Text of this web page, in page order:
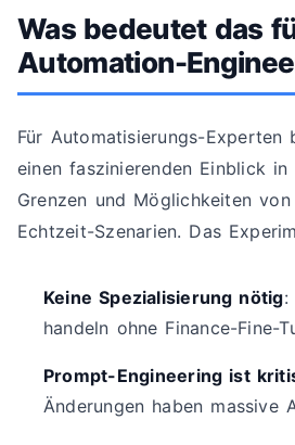
Was bedeutet das
Automation-
Für Automatisierungs-Experten
einen faszinierenden Einblick
Grenzen und Möglichkeiten
Echtzeit-Szenarien. Das
Keine Spezialisierung nötig:
handeln ohne Finance-Fine-
Prompt-Engineering ist
Änderungen haben massive